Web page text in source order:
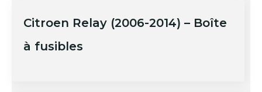
Citroen Relay (2006-2014) – Boîte
à fusibles